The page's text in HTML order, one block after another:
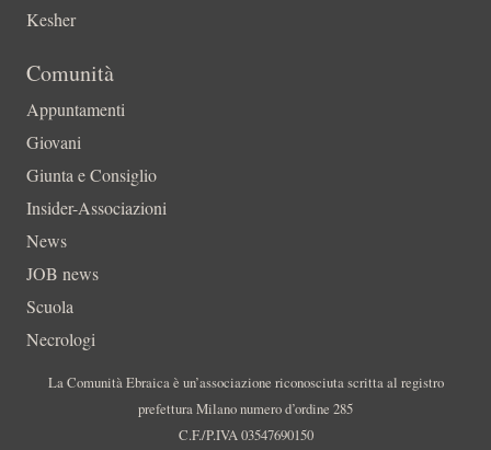
Kesher
Comunità
Appuntamenti
Giovani
Giunta e Consiglio
Insider-Associazioni
News
JOB news
Scuola
Necrologi
La Comunità Ebraica è un’associazione riconosciuta scritta al registro
prefettura Milano numero d’ordine 285
C.F./P.IVA 03547690150